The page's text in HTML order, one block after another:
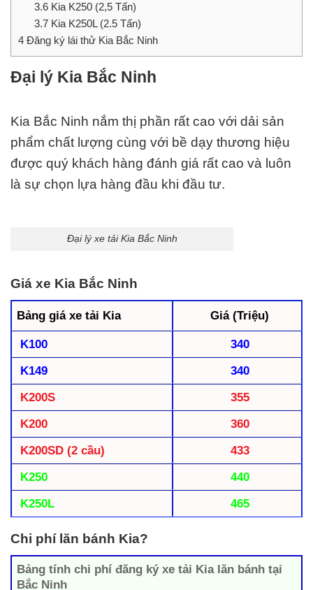
3.6Kia K250 (2,5 Tấn)
3.7Kia K250L (2.5 Tấn)
4 Đăng ký lái thử Kia Bắc Ninh
Đại lý Kia Bắc Ninh
Kia Bắc Ninh nắm thị phần rất cao với dải sản
phẩm chất lượng cùng với bề dạy thương hiệu
được quý khách hàng đánh giá rất cao và luôn
là sự chọn lựa hàng đầu khi đầu tư.
Đại lý xe tải Kia Bắc Ninh
Giá xe Kia Bắc Ninh
Bảng giá xe tải Kia Giá (Triệu)
K100
340
K149
340
K200S
355
K200
360
K200SD (2 cầu)
433
K250
440
K250L
465
Chi phí lăn bánh Kia?
Bảng tính chi phí đăng ký xe tải Kia lăn bánh tại
Bắc Ninh